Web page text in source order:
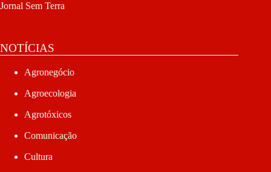
Jornal Sem Terra
NOTÍCIAS
Agronegócio
Agroecologia
Agrotóxicos
Comunicação
Cultura